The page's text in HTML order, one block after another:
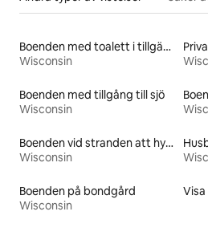
Boenden med toalett i tillgänglighetsanpassad höjd
Wisconsin
Boenden med tillgång till sjö
Wisconsin
Boenden vid stranden att hyra
Wisconsin
Boenden på bondgård
Wisconsin